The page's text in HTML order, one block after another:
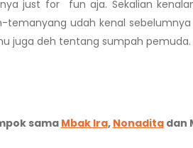
just for fun aja. Sekalian
udah kenal
juga deh tentang sumpah pemuda.
sama Mbak Ira, Nonaditadan